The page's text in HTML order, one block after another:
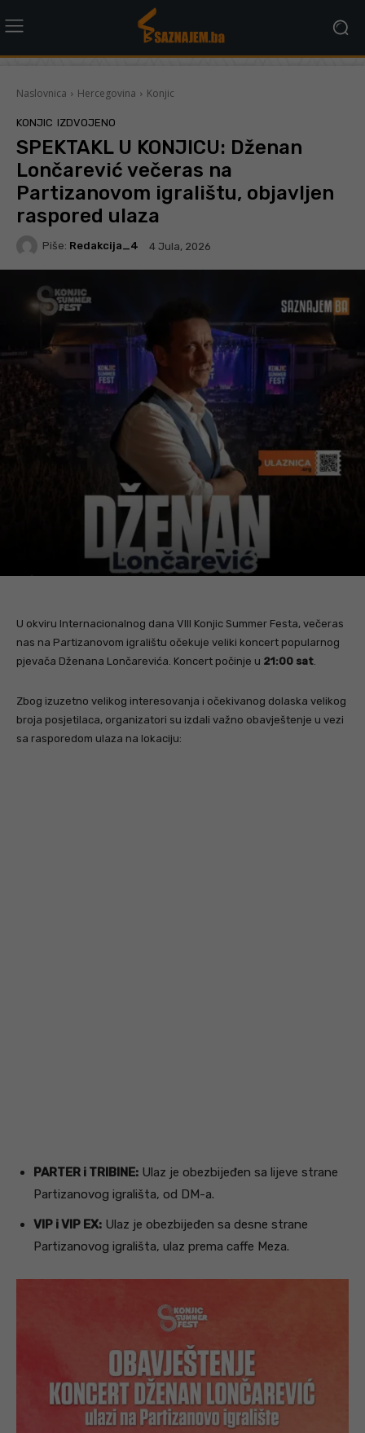
Naslovnica Hercegovina Konjic
KONJIC IZDVOJENO
SPEKTAKL U KONJICU: Dženan
Lončarević večeras na
Partizanovom igralištu, objavljen
raspored ulaza
Piše: Redakcija_4 4 Jula, 2026
U okviru Internacionalnog dana VIII Konjic Summer Festa, večeras
nas na Partizanovom igralištu očekuje veliki koncert popularnog
pjevača Dženana Lončarevića. Koncert počinje u 21:00 sat.
Zbog izuzetno velikog interesovanja i očekivanog dolaska velikog
broja posjetilaca, organizatori su izdali važno obavještenje u vezi
sa rasporedom ulaza na lokaciju:
PARTER i TRIBINE: Ulaz je obezbijeđen sa lijeve strane
Partizanovog igrališta, od DM-a.
VIP i VIP EX: Ulaz je obezbijeđen sa desne strane
Partizanovog igrališta, ulaz prema caffe Meza.